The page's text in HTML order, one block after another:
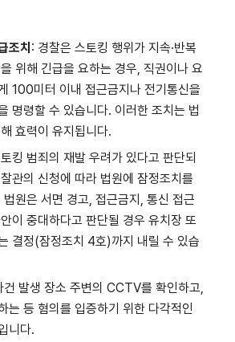
조치 : 경찰은 스토킹 행위가 지속·반복
위해 긴급을 요하는 경우, 직권이나 요
100미터 이내 접근금지나 전기통신을
명령할 수 있습니다. 이러한 조치는 법
효력이 유지됩니다.
킹 범죄의 재발 우려가 있다고 판단되
관의 신청에 따라 법원에 잠정조치를
법원은 서면 경고, 접근금지, 통신 접근
이 중대하다고 판단될 경우 유치장 또
결정(잠정조치 4호)까지 내릴 수 있습
건 발생 장소 주변의 CCTV를 확인하고,
는 등 혐의를 입증하기 위한 다각적인
니다.